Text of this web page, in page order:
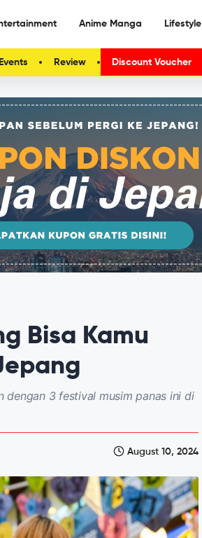
Anime Manga Lifestyle
Events Review Discount Voucher
Bisa Kamu
dengan 3 festival musim panas ini di
August 10, 2024